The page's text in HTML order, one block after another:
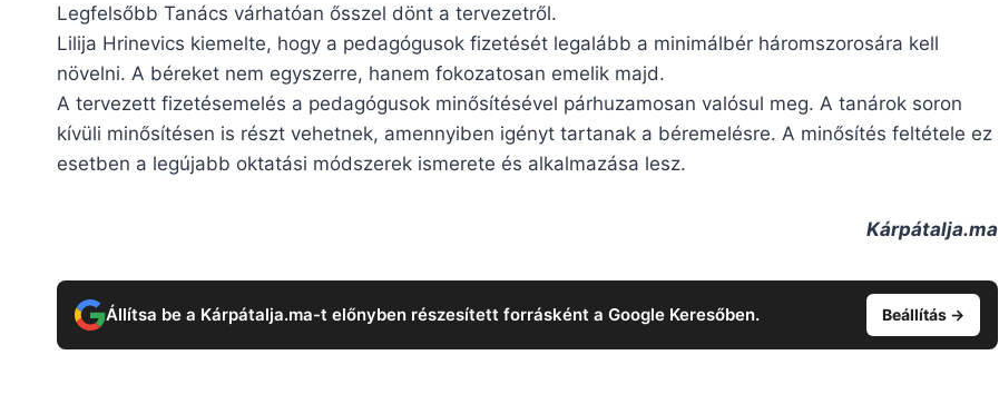
Legfelsőbb Tanács várhatóan ősszel dönt a tervezetről.
Lilija Hrinevics kiemelte, hogy a pedagógusok fizetését legalább a minimálbér háromszorosára kell
növelni. A béreket nem egyszerre, hanem fokozatosan emelik majd.
A tervezett fizetésemelés a pedagógusok minősítésével párhuzamosan valósul meg. A tanárok soron
kívüli minősítésen is részt vehetnek, amennyiben igényt tartanak a béremelésre. A minősítés feltétele ez
esetben a legújabb oktatási módszerek ismerete és alkalmazása lesz.
Kárpátalja.ma
Állítsa be a Kárpátalja.ma-t előnyben részesített forrásként a Google Keresőben. Beállítás →